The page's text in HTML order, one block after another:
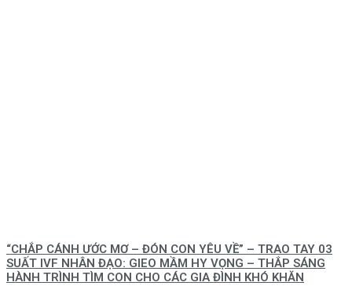
“CHẮP CÁNH ƯỚC MƠ – ĐÓN CON YÊU VỀ” – TRAO TAY 03
SUẤT IVF NHÂN ĐẠO: GIEO MẦM HY VỌNG – THẮP SÁNG
HÀNH TRÌNH TÌM CON CHO CÁC GIA ĐÌNH KHÓ KHĂN